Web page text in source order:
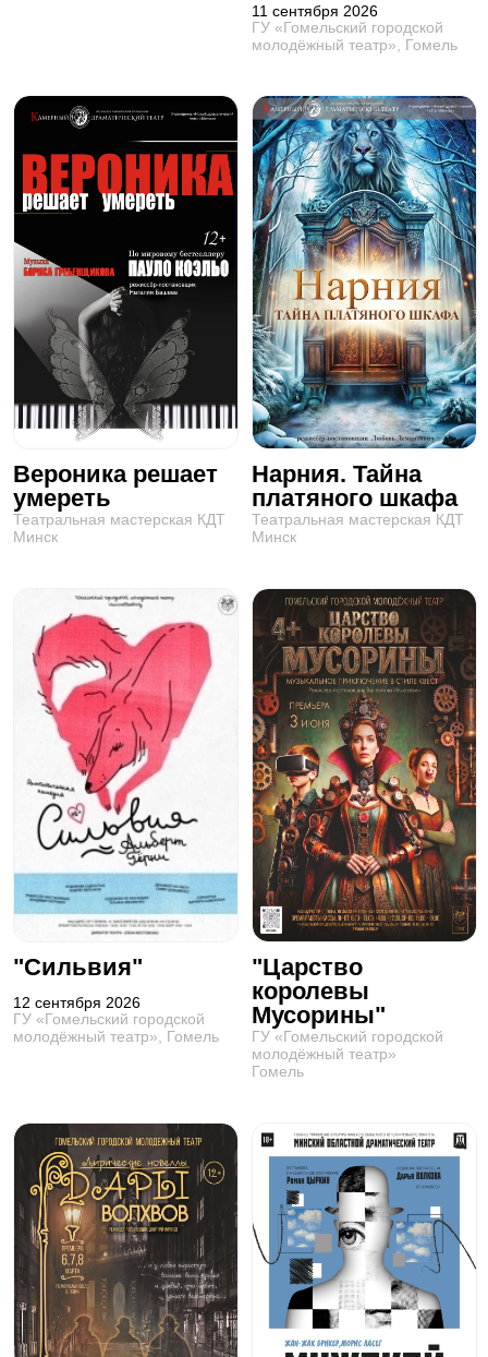
11 сентября 2026
ГУ «Гомельский городской
молодёжный театр», Гомель
Вероника решает
умереть
Театральная мастерская КДТ
Минск
Нарния. Тайна
платяного шкафа
Театральная мастерская КДТ
Минск
"Сильвия"
12 сентября 2026
ГУ «Гомельский городской
молодёжный театр», Гомель
"Царство
королевы
Мусорины"
ГУ «Гомельский городской
молодёжный театр»
Гомель